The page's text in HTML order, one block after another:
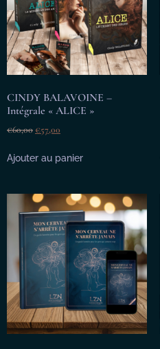
CINDY BALAVOINE –
Intégrale « ALICE »
€60,00€57,00
Ajouter au panier